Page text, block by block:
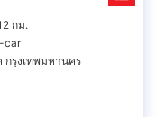
กม.
car
กรุงเทพมหานคร